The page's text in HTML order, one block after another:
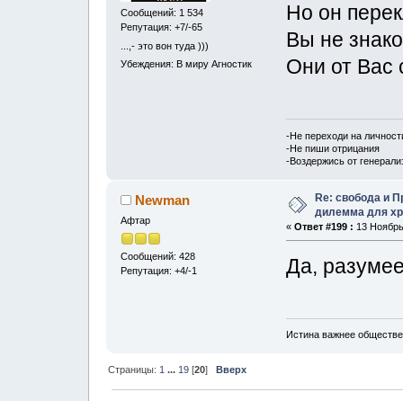
Сообщений: 1 534
Репутация: +7/-65
...,- это вон туда )))
Убеждения: В миру Агностик
Но он
Вы не
Они от Вас
-Не переходи на
-Не пиши отрицания
-Воздержись от
Newman
Афтар
Сообщений: 428
Репутация: +4/-1
Re: свобода и
дилемма для
« Ответ #199 : 13
Да,
Истина важнее
Страницы: 1 ... 19 [20] Вверх